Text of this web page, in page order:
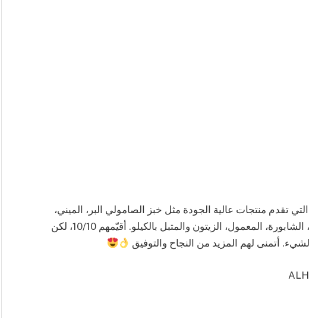
تقدم منتجات عالية الجودة مثل خبز الصامولي البر، الميني،
همبرجر البطاطس، خبز التوست بأنواعه، الشابورة، المعمول، الزيتون والمتبل بالكيلو. أقيّمهم 10/10، لكن
أتمنى لهم المزيد من النجاح والتوفيق